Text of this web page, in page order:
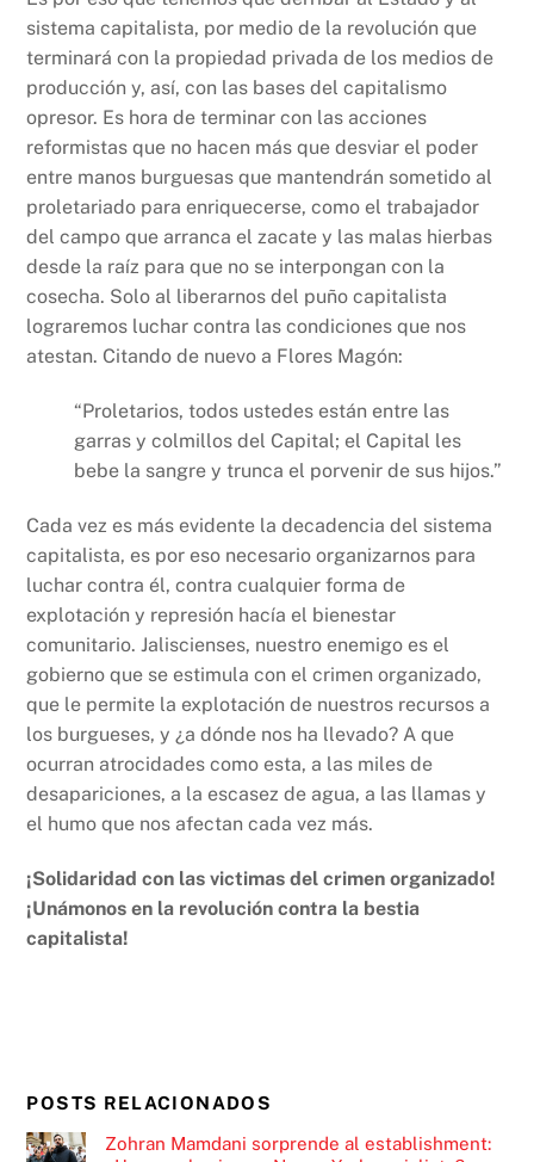
sistema capitalista, por medio de la revolución que
terminará con la propiedad privada de los medios de
producción y, así, con las bases del capitalismo
opresor. Es hora de terminar con las acciones
reformistas que no hacen más que desviar el poder
entre manos burguesas que mantendrán sometido al
proletariado para enriquecerse, como el trabajador
del campo que arranca el zacate y las malas hierbas
desde la raíz para que no se interpongan con la
cosecha. Solo al liberarnos del puño capitalista
lograremos luchar contra las condiciones que nos
atestan. Citando de nuevo a Flores Magón:
“Proletarios, todos ustedes están entre las
garras y colmillos del Capital; el Capital les
bebe la sangre y trunca el porvenir de sus hijos.”
Cada vez es más evidente la decadencia del sistema
capitalista, es por eso necesario organizarnos para
luchar contra él, contra cualquier forma de
explotación y represión hacía el bienestar
comunitario. Jaliscienses, nuestro enemigo es el
gobierno que se estimula con el crimen organizado,
que le permite la explotación de nuestros recursos a
los burgueses, y ¿a dónde nos ha llevado? A que
ocurran atrocidades como esta, a las miles de
desapariciones, a la escasez de agua, a las llamas y
el humo que nos afectan cada vez más.
¡Solidaridad con las victimas del crimen organizado!
¡Unámonos en la revolución contra la bestia
capitalista!
POSTS RELACIONADOS
Zohran Mamdani sorprende al establishment: